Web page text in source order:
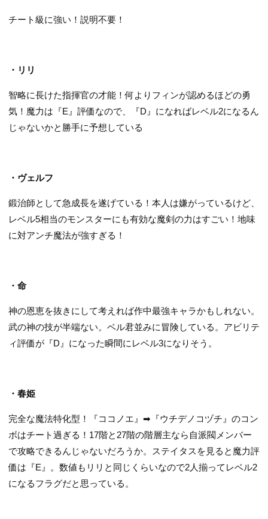
チート級に強い！説明不要！
・リリ
智略に長けた指揮官の才能！何よりフィンが認めるほどの勇
気！魔力は『E』評価なので、『D』になればレベル2になるん
じゃないかと勝手に予想している
・ヴェルフ
鍛治師として急成長を遂げている！本人は嫌がっているけど、
レベル5相当のモンスターにも有効な魔剣の力はすごい！地味
に対アンチ魔法が強すぎる！
・命
神の恩恵を抜きにして考えれば作中最強キャラかもしれない。
武の神の技が半端ない。ベル君並みに冒険している。アビリテ
ィ評価が『D』になった瞬間にレベル3になりそう。
・春姫
完全な魔法特化型！『ココノエ』➡︎『ウチデノコヅチ』のコン
ボはチート過ぎる！17階と27階の階層主なら自派閥メンバー
で攻略できるんじゃないだろうか。ステイタスを見ると魔力評
価は『E』。数値もリリと同じくらいなので2人揃ってレベル2
になるフラグだと思っている。